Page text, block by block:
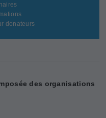
donateurs
des organisations